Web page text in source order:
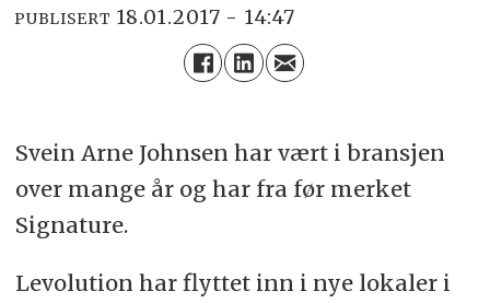
PUBLISERT 18.01.2017 - 14:47
Svein Arne Johnsen har vært i bransjen
over mange år og har fra før merket
Signature.
Levolution har flyttet inn i nye lokaler i